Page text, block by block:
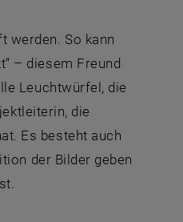
werden. So kann
– diesem Freund
Leuchtwürfel, die
die
Es besteht auch
der Bilder geben